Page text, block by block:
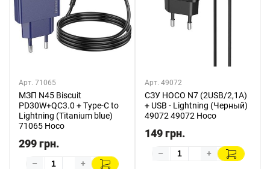
Арт. 71065
МЗП N45 Biscuit
PD30W+QC3.0 + Type-C to
Lightning (Titanium blue)
71065 Hoco
299 грн.
– +
Арт. 49072
СЗУ HOCO N7 (2USB/2,1A)
+ USB - Lightning (Черный)
49072 49072 Hoco
149 грн.
– +